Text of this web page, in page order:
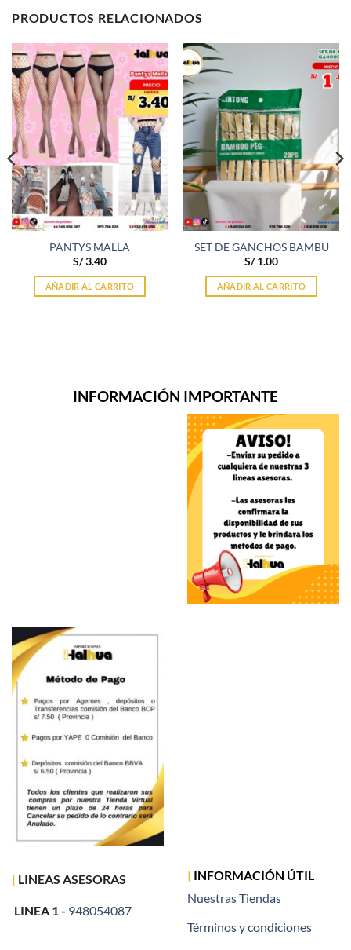
PRODUCTOS RELACIONADOS
PANTYS MALLA
S/3.40
AÑADIR AL CARRITO
SET DE GANCHOS BAMBU
S/1.00
AÑADIR AL CARRITO
INFORMACIÓN IMPORTANTE
| LINEAS ASESORAS
LINEA 1 - 948054087
| INFORMACIÓN ÚTIL
Nuestras Tiendas
Términos y condiciones